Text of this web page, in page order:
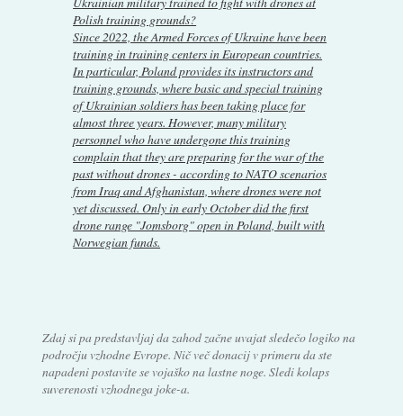
Polish training grounds?
Since 2022, the Armed Forces of Ukraine have been
training in training centers in European countries.
In particular, Poland provides its instructors and
training grounds, where basic and special training
of Ukrainian soldiers has been taking place for
almost three years. However, many military
personnel who have undergone this training
complain that they are preparing for the war of the
past without drones - according to NATO scenarios
from Iraq and Afghanistan, where drones were not
yet discussed. Only in early October did the first
drone range "Jomsborg" open in Poland, built with
Norwegian funds.
Zdaj si pa predstavljaj da zahod začne uvajat sledečo logiko na
področju vzhodne Evrope. Nič več donacij v primeru da ste
napadeni postavite se vojaško na lastne noge. Sledi kolaps
suverenosti vzhodnega joke-a.